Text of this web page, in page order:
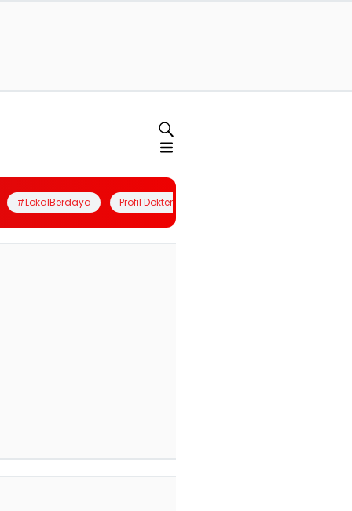
#LokalBerdaya Profil Dokter